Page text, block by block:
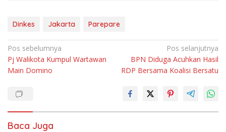
Dinkes Jakarta Parepare
Navigasi
pos
Pos sebelumnya
Pj Walikota Kumpul Wartawan
Main Domino
Pos selanjutnya
BPN Diduga Acuhkan Hasil
RDP Bersama Koalisi Bersatu
Baca Juga